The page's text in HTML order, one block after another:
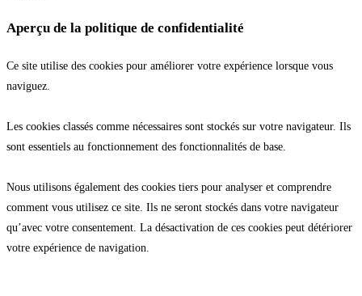
Aperçu de la politique de confidentialité
Ce site utilise des cookies pour améliorer votre expérience lorsque vous
naviguez.
Les cookies classés comme nécessaires sont stockés sur votre navigateur. Ils
sont essentiels au fonctionnement des fonctionnalités de base.
Nous utilisons également des cookies tiers pour analyser et comprendre
comment vous utilisez ce site. Ils ne seront stockés dans votre navigateur
qu’avec votre consentement. La désactivation de ces cookies peut détériorer
votre expérience de navigation.